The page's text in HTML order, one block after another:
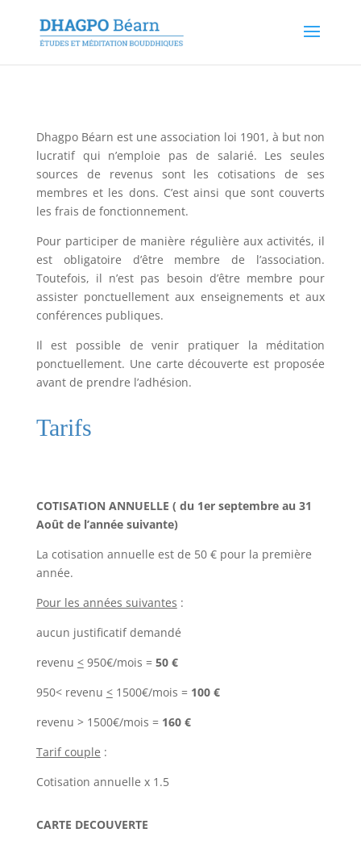
Dhagpo Béarn est une association loi 1901, à but non
lucratif qui n’emploie pas de salarié. Les seules
sources de revenus sont les cotisations de ses
membres et les dons. C’est ainsi que sont couverts
les frais de fonctionnement.
Pour participer de manière régulière aux activités, il
est obligatoire d’être membre de l’association.
Toutefois, il n’est pas besoin d’être membre pour
assister ponctuellement aux enseignements et aux
conférences publiques.
Il est possible de venir pratiquer la méditation
ponctuellement. Une carte découverte est proposée
avant de prendre l’adhésion.
Tarifs
COTISATION ANNUELLE ( du 1er septembre au 31
Août de l’année suivante)
La cotisation annuelle est de 50 € pour la première
année.
Pour les années suivantes :
aucun justificatif demandé
revenu <950€/mois =50 €
950< revenu <1500€/mois = 100 €
revenu > 1500€/mois = 160 €
Tarif couple :
Cotisation annuelle x 1.5
CARTE DECOUVERTE